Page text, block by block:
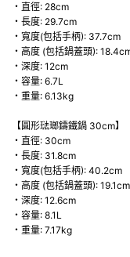
・直徑: 28cm
・長度: 29.7cm
・寬度(包括手柄): 37.7cm
・高度 (包括鍋蓋頭):
・深度: 12cm
・容量: 6.7L
・重量: 6.13kg
【圓形琺瑯鑄鐵鍋 30cm】
・直徑: 30cm
・長度: 31.8cm
・寬度(包括手柄): 40.2cm
・高度 (包括鍋蓋頭): 19.1cm
・深度: 12.6cm
・容量: 8.1L
・重量: 7.17kg